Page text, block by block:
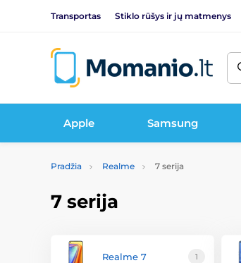
Transportas Stiklo rūšys ir jų matmenys
Apple Samsung
Pradžia Realme 7 serija
7 serija
Realme 7 1